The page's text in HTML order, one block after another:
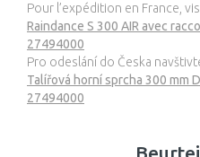
Pour l’expédition en France,
Raindance S 300 AIR avec
27494000
Pro odeslání do Česka
Talířová horní sprcha 300 mm
27494000